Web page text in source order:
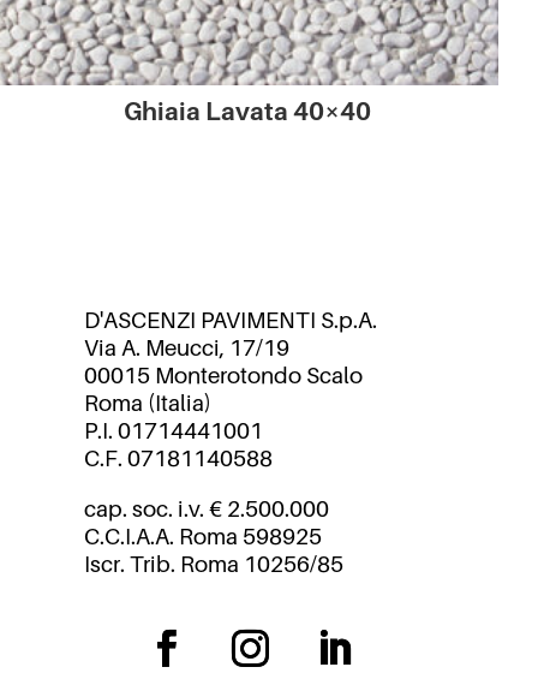
Ghiaia Lavata 40×40
D'ASCENZI PAVIMENTI S.p.A.
Via A. Meucci, 17/19
00015 Monterotondo Scalo
Roma (Italia)
P.I. 01714441001
C.F. 07181140588
cap. soc. i.v. € 2.500.000
C.C.I.A.A. Roma 598925
Iscr. Trib. Roma 10256/85